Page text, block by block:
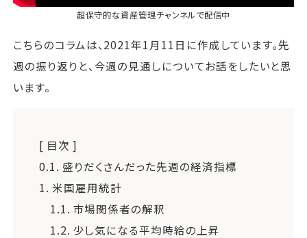
超保守的な資産管理チャンネルで配信中
こちらのコラムは、2021年1月11日に作成しています。先
週の振り返りと、今週の見通しについてお話をしたいと思
います。
[ 目次 ]
0.1. 盛りだくさんだった先週の経済指標
1. 米国雇用統計
1.1. 市場関係者の解釈
1.2. 少し気になる平均時給の上昇